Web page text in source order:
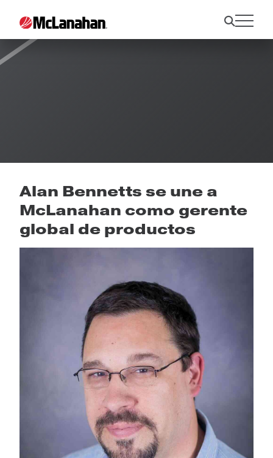
Noticias
Alan Bennetts se une a
McLanahan como gerente
global de productos